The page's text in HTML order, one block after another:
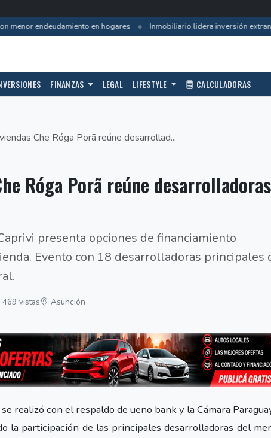
endeudamiento en hogares • Inmobiliario lidera inversión
FINANZAS LEGAL LIFESTYLE CALCULADORAS
Che Róga Porã reúne desarrollad...
Róga Porã reúne desarrolladoras
presenta opciones de financiamiento
Evento con 18 desarrolladoras principales
469 vistas Asunción
realizó con el respaldo de ueno bank y la Cámara
la participación de las principales desarrolladoras del